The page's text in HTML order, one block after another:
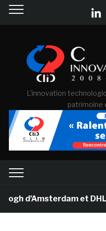
L'innovation
patrimoine
d’Amsterdam et DHL